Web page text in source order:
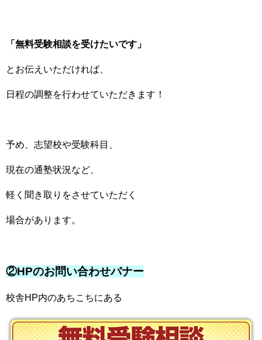
「無料受験相談を受けたいです」
とお伝えいただければ、
日程の調整を行わせていただきます！
予め、志望校や受験科目、
現在の通塾状況など、
軽く聞き取りをさせていただく
場合があります。
②HPのお問い合わせバナー
校舎HP内のあちこちにある